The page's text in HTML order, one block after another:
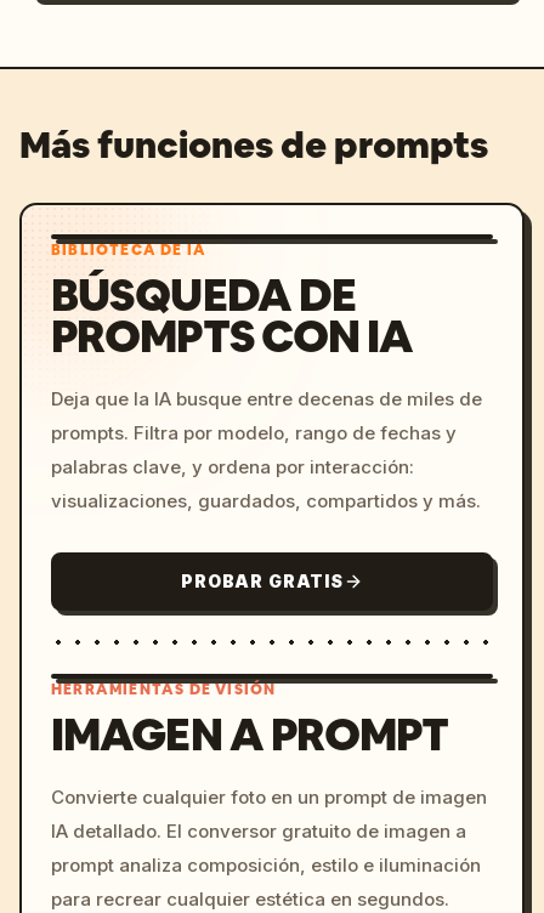
Más funciones de prompts
BIBLIOTECA DE IA
BÚSQUEDA DE
PROMPTS CON IA
Deja que la IA busque entre decenas de miles de
prompts. Filtra por modelo, rango de fechas y
palabras clave, y ordena por interacción:
visualizaciones, guardados, compartidos y más.
PROBAR GRATIS
c, cyberpunk sunset, neon
colors, 8k --v 6.0
HERRAMIENTAS DE VISIÓN
IMAGEN A PROMPT
Convierte cualquier foto en un prompt de imagen
IA detallado. El conversor gratuito de imagen a
prompt analiza composición, estilo e iluminación
para recrear cualquier estética en segundos.